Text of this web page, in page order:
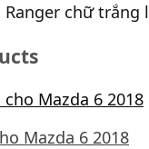
chữ trắng
Mazda 6 2018